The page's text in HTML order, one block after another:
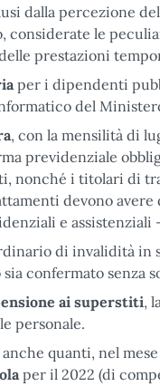
dalla percezione
considerate le
prestazioni
per i dipendenti
del
, con la mensilità di
previdenziale
nonché i titolari di
devono
e assistenziali
di invalidità in
confermato senza
ai superstiti,
personale.
quanti, nel
per il 2022 (di